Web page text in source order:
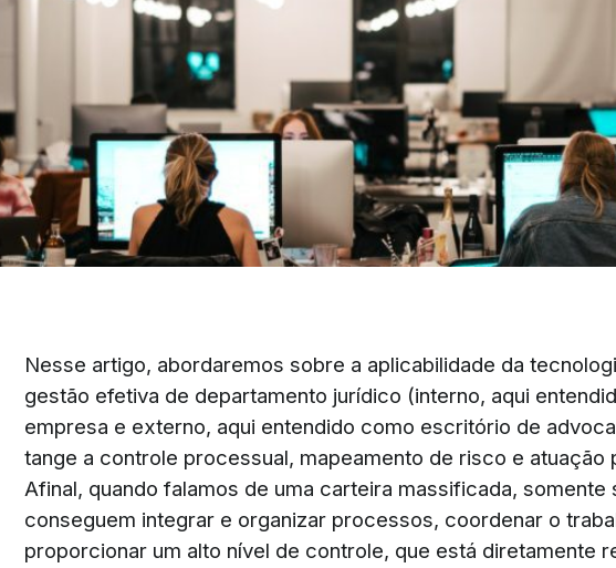
Nesse artigo, abordaremos sobre a aplicabilidade da
gestão efetiva de departamento jurídico (interno, aqui
empresa e externo, aqui entendido como escritório de
tange a controle processual, mapeamento de risco e atuação
Afinal, quando falamos de uma carteira massificada, somente
conseguem integrar e organizar processos, coordenar o
proporcionar um alto nível de controle, que está diretamente